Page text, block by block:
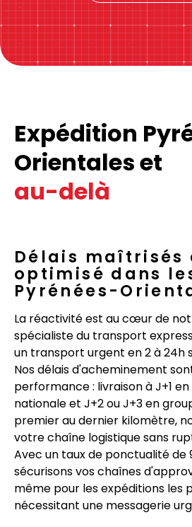
Expédition
Orientales et
au-delà
Délais maîtrisés
optimisé dans
Pyrénées-
La réactivité est au cœur de
spécialiste du transport
un transport urgent en 2 à 24h
Nos délais d'acheminement
performance : livraison à J+1
nationale et J+2 ou J+3 en
premier au dernier kilomètre,
votre chaîne logistique sans
Avec un taux de ponctualité de
sécurisons vos chaînes
même pour les expéditions les
nécessitant une messagerie